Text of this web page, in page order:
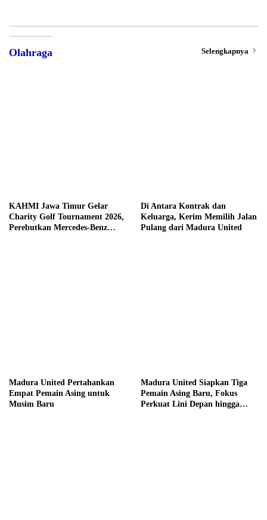
Olahraga Selengkapnya
KAHMI Jawa Timur Gelar
Charity Golf Tournament 2026,
Perebutkan Mercedes-Benz
Di Antara Kontrak dan
Keluarga, Kerim Memilih Jalan
Pulang dari Madura United
Madura United Pertahankan
Empat Pemain Asing untuk
Musim Baru
Madura United Siapkan Tiga
Pemain Asing Baru, Fokus
Perkuat Lini Depan hingga